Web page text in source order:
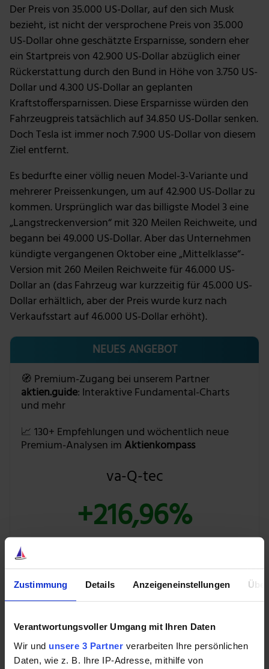
Zustimmung Details Anzeigeneinstellungen
Verantwortungsvoller Umgang mit Ihren Daten
Wir und unsere 3 Partner verarbeiten Ihre persönlichen
Daten, wie z. B. Ihre IP-Adresse, mithilfe von
Der Preis von 35.000 US-Dollar, auf den sich Musk
bezieht, ist nicht der versprochene Preis von 35.000
US-Dollar ohne geschätzte Ersparnisse, sondern eher
ein Startpreis von 42.900 US-Dollar abzüglich einer
Rückerstattung durch den Bund in Höhe von 3.750 US-
Dollar und 4.300 US-Dollar an geplanten
Kraftstoffersparnissen. Diese Ersparnisse würden den
Fahrzeugpreis tatsächlich auf 34.850 US-Dollar senken.
Doch Tesla ist immer noch 7.900 US-Dollar von diesem
Ziel entfernt.
Es bedurfte einer völlig neuen Model-3-Variante und
mehrerer Preissenkungen, um auf 42.900 US-Dollar zu
kommen. Ursprünglich war das billigste Model 3 eine
„Langstreckenversion“ mit 320 Meilen Reichweite, und
begann bei 49.000 US-Dollar. Aber das Unternehmen
kündigte vergangenen Oktober eine „Mittelklasse“-
Version mit 260 Meilen Reichweite für 46.000 US-
Dollar an (das Fahrzeug war kurzzeitig für 45.000 US-
Dollar erhältlich, aber der Preis wurde kurz nach
Verkaufsstart auf 46.000 US-Dollar erhöht).
NEUES ANGEBOT
🧭 Premium-Zugang bei unserem Partner
aktien.guide: Interaktive Fundamental-Charts
und mehr
📈 130+ Empfehlungen und wöchentlich neue
Premium-Analysen im Aktienkompass
va-Q-tec
+216,96%
💰 Mit
BUNDLE ENTDECKEN »
Mit einem Startpreis von 44.000 US-Dollar für die